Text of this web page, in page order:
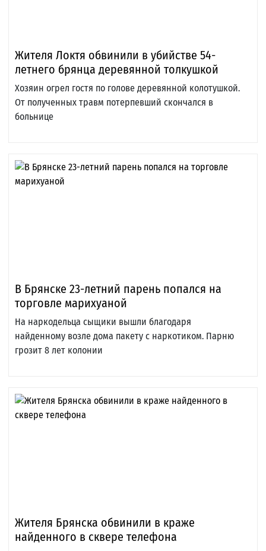
Жителя Локтя обвинили в убийстве 54-
летнего брянца деревянной толкушкой
Хозяин огрел гостя по голове деревянной колотушкой.
От полученных травм потерпевший скончался в
больнице
В Брянске 23-летний парень попался на
торговле марихуаной
На наркодельца сыщики вышли благодаря
найденному возле дома пакету с наркотиком. Парню
грозит 8 лет колонии
Жителя Брянска обвинили в краже
найденного в сквере телефона